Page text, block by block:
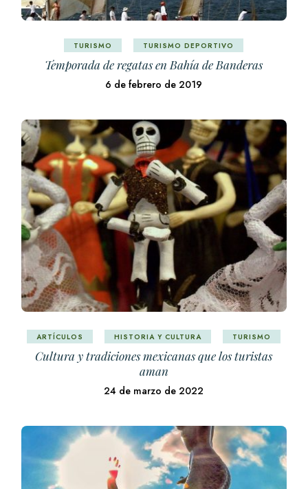
TURISMO TURISMO DEPORTIVO
Temporada de regatas en Bahía de Banderas
6 de febrero de 2019
ARTÍCULOS HISTORIA Y CULTURA TURISMO
Cultura y tradiciones mexicanas que los turistas
aman
24 de marzo de 2022